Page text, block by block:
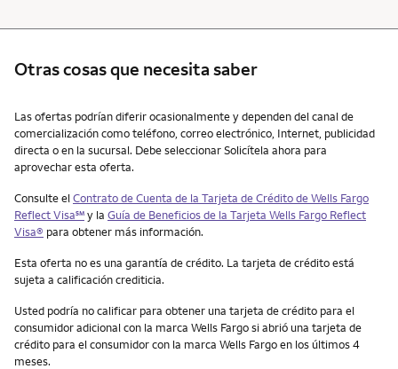
Otras cosas que necesita saber
Otras cosas que necesita saber
Las ofertas podrían diferir ocasionalmente y dependen del canal de
comercialización como teléfono, correo electrónico, Internet, publicidad
directa o en la sucursal. Debe seleccionar Solicítela ahora para
aprovechar esta oferta.
Consulte elContrato de Cuenta de la Tarjeta de Crédito deWells Fargo
Reflect Visaservice mark
℠y la Guía de Beneficios de la Tarjeta Wells Fargo Reflect
Visa® para obtener más información.
Esta oferta no es una garantía de crédito. La tarjeta de crédito está
sujeta a calificación crediticia.
Usted podría no calificar para obtener una tarjeta de crédito para el
consumidor adicional con la marca Wells Fargo si abrió una tarjeta de
crédito para el consumidor con la marca Wells Fargo en los últimos 4
meses.